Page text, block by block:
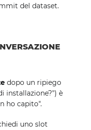
del dataset.
dopo un ripiego
installazione?") è
ho capito".
uno slot